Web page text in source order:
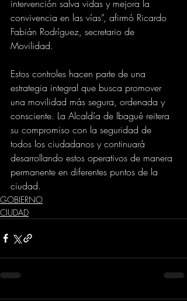
intervención salva vidas y mejora la
convivencia en las vías”, afirmó Ricardo
Fabián Rodríguez, secretario de
Movilidad.
Estos controles hacen parte de una
estrategia integral que busca promover
una movilidad más segura, ordenada y
consciente. La Alcaldía de Ibagué reitera
su compromiso con la seguridad de
todos los ciudadanos y continuará
desarrollando estos operativos de manera
permanente en diferentes puntos de la
ciudad.
GOBIERNO
CIUDAD